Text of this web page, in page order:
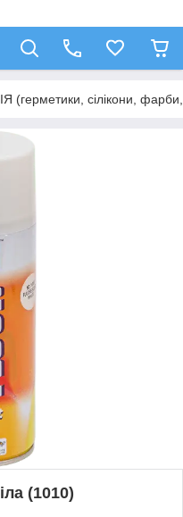
(герметики, сілікони, фарби,
(1010)